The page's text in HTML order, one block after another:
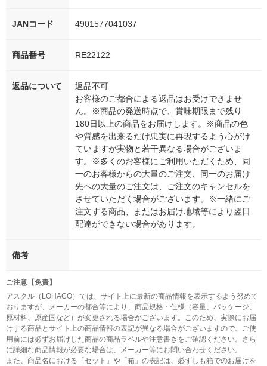
JANコード 4901577041037
商品番号 RE22122
返品について
返品不可
お客様のご都合による返品はお受けできませ
ん。※商品の発送時点で、賞味期限まで残り
180日以上の商品をお届けします。※商品の色
や質感を出来るだけ忠実に再現するよう心がけ
ていますが実物と若干異なる場合がございま
す。※多くのお客様にご利用いただくため、同
一のお客様からの大量のご注文、同一のお届け
先への大量のご注文は、ご注文のキャンセルを
させていただく場合がございます。※一緒にご
注文する商品、またはお届け地域等により翌日
配達ができない場合があります。
備考
ご注意【免責】
アスクル（LOHACO）では、サイト上に最新の商品情報を表示するよう努めて
おりますが、メーカーの都合等により、商品規格・仕様（容量、パッケージ、
原材料、原産国など）が変更される場合がございます。このため、実際にお届
けする商品とサイト上の商品情報の表記が異なる場合がございますので、ご使
用前には必ずお届けした商品の商品ラベルや注意書きをご確認ください。さら
に詳細な商品情報が必要な場合は、メーカー等にお問い合わせください。
また、商品名における「セット」や「箱」の表記は、必ずしも箱でのお届けを